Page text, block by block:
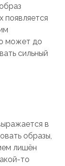
появляется
может до
сильный
в
образы,
лишён
то